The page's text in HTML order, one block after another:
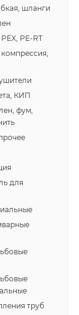
шланги
PE-RT
КИП
фум,
для
труб